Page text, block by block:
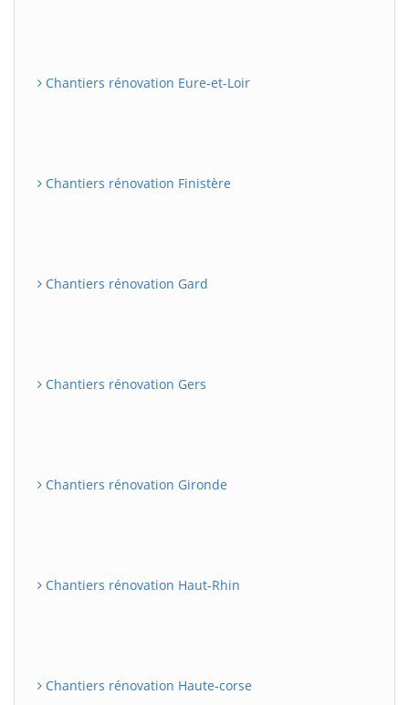
Chantiers rénovation Eure-et-Loir
Chantiers rénovation Finistère
Chantiers rénovation Gard
Chantiers rénovation Gers
Chantiers rénovation Gironde
Chantiers rénovation Haut-Rhin
Chantiers rénovation Haute-corse